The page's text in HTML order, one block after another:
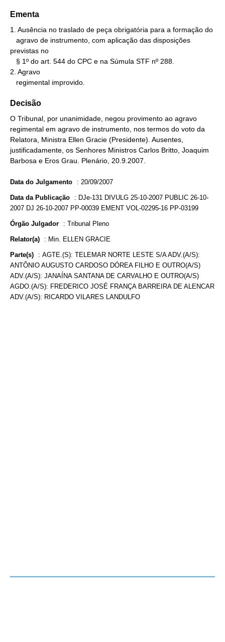
Ementa
1. Ausência no traslado de peça obrigatória para a formação do
previstas no
2. Agravo
   regimental improvido.
Decisão
O Tribunal, por unanimidade, negou provimento ao agravo
regimental em agravo de instrumento, nos termos do voto da
Relatora, Ministra Ellen Gracie (Presidente). Ausentes,
justificadamente, os Senhores Ministros Carlos Britto, Joaquim
Barbosa e Eros Grau. Plenário, 20.9.2007.
Data do Julgamento : 20/09/2007
Data da Publicação : DJe-131 DIVULG 25-10-2007 PUBLIC 26-10-
2007 DJ 26-10-2007 PP-00039 EMENT VOL-02295-16 PP-03199
Órgão Julgador : Tribunal Pleno
Relator(a) : Min. ELLEN GRACIE
Parte(s) : AGTE.(S): TELEMAR NORTE LESTE S/A ADV.(A/S):
ANTÔNIO AUGUSTO CARDOSO DÓREA FILHO E OUTRO(A/S)
ADV.(A/S): JANAÍNA SANTANA DE CARVALHO E OUTRO(A/S)
AGDO.(A/S): FREDERICO JOSÉ FRANÇA BARREIRA DE ALENCAR
ADV.(A/S): RICARDO VILARES LANDULFO